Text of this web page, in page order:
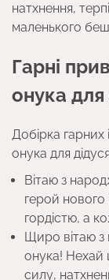
натхнення,
маленького
Гарні
онука для
Добірка гарних
онука для
Вітаю з
герой
гордістю, а
Щиро вітаю з
онука! Нехай
силу,